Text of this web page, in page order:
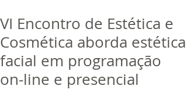
dor
Trabalhe Conosco
VI Encontro de Estética e
Cosmética aborda estética
facial em programação
on-line e presencial